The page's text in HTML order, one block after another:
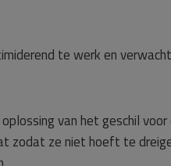
te werk en
van het geschil
zodat ze niet hoeft te